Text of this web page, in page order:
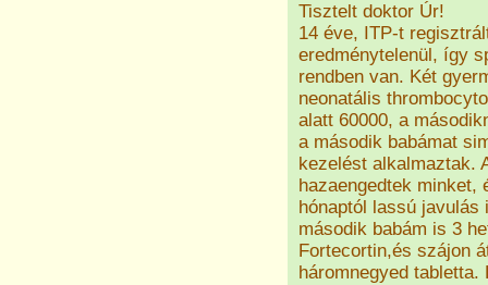
Tisztelt doktor Úr!
14 éve, ITP-t
eredménytelenül, így
rendben van. Két
neonatális
alatt 60000, a
a második babámat
kezelést alkalmaztak.
hazaengedtek minket,
hónaptól lassú
második babám is 3
Fortecortin,és szájon
háromnegyed